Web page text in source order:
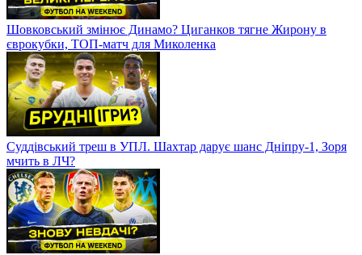
Шовковський змінює Динамо? Циганков тягне Жирону в
єврокубки, ТОП-матч для Миколенка
Суддівський треш в УПЛ. Шахтар дарує шанс Дніпру-1, Зоря
мчить в ЛЧ?